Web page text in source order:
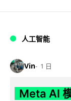
人工智能
Vin 1 日
Meta AI